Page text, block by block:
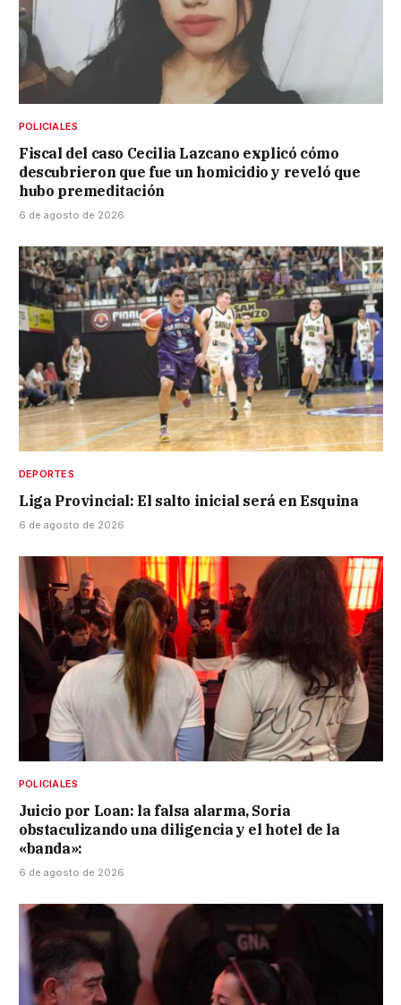
POLICIALES
Fiscal del caso Cecilia Lazcano explicó cómo
descubrieron que fue un homicidio y reveló que
hubo premeditación
6 de agosto de 2026
DEPORTES
Liga Provincial: El salto inicial será en Esquina
6 de agosto de 2026
POLICIALES
Juicio por Loan: la falsa alarma, Soria
obstaculizando una diligencia y el hotel de la
«banda»:
6 de agosto de 2026